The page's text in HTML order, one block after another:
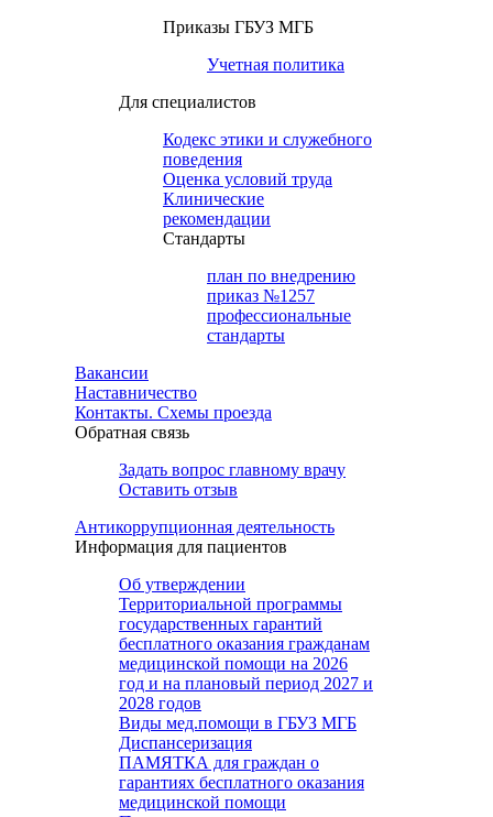
Приказы ГБУЗ МГБ
Учетная политика
Для специалистов
Кодекс этики и служебного
поведения
Оценка условий труда
Клинические
рекомендации
Cтандарты
план по внедрению
приказ №1257
профессиональные
стандарты
Вакансии
Наставничество
Контакты. Схемы проезда
Обратная связь
Задать вопрос главному врачу
Оставить отзыв
Антикоррупционная деятельность
Информация для пациентов
Об утверждении
Территориальной программы
государственных гарантий
бесплатного оказания гражданам
медицинской помощи на 2026
год и на плановый период 2027 и
2028 годов
Виды мед.помощи в ГБУЗ МГБ
Диспансеризация
ПАМЯТКА для граждан о
гарантиях бесплатного оказания
медицинской помощи